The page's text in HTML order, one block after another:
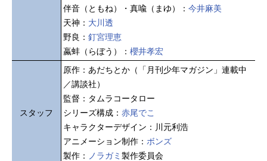
伴音（ともね）・真喩（まゆ）： 今井麻美
天神： 大川透
野良： 釘宮理恵
蠃蚌（らぼう）： 櫻井孝宏
スタッフ
原作：あだちとか（「月刊少年マガジン」連載中
／講談社）
監督：タムラコータロー
シリーズ構成： 赤尾でこ
キャラクターデザイン：川元利浩
アニメーション制作： ボンズ
製作：
ノラガミ 製作委員会